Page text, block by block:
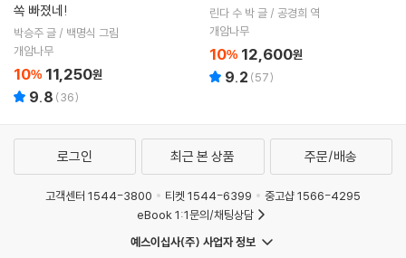
쏙 빠졌네!
박승주 글 / 백명식 그림
개암나무
10% 11,250원
9.8 (36)
린다 수 박 글 / 공경희 역
개암나무
10% 12,600원
9.2 (57)
로그인 최근 본 상품 주문/배송
고객센터 1544-3800 티켓 1544-6399
중고샵 1566-4295
eBook 1:1문의/채팅상담
예스이십사(주) 사업자 정보